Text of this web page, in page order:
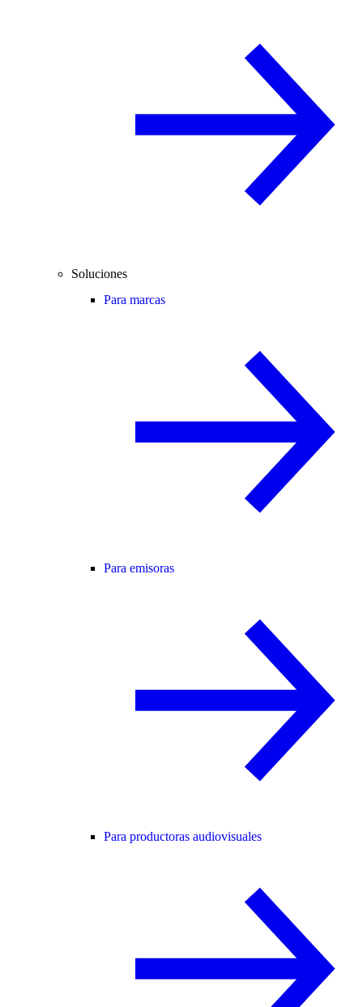
Soluciones
Para marcas
Para emisoras
Para productoras audiovisuales